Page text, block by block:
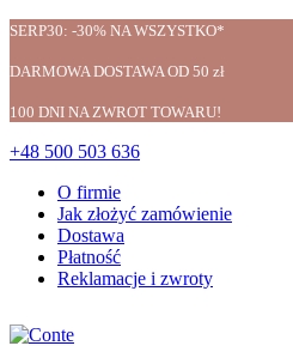
SERP30: -30% NA WSZYSTKO*
DARMOWA DOSTAWA OD 50 zł
100 DNI NA ZWROT TOWARU!
+48 500 503 636
O firmie
Jak złożyć zamówienie
Dostawa
Płatność
Reklamacje i zwroty